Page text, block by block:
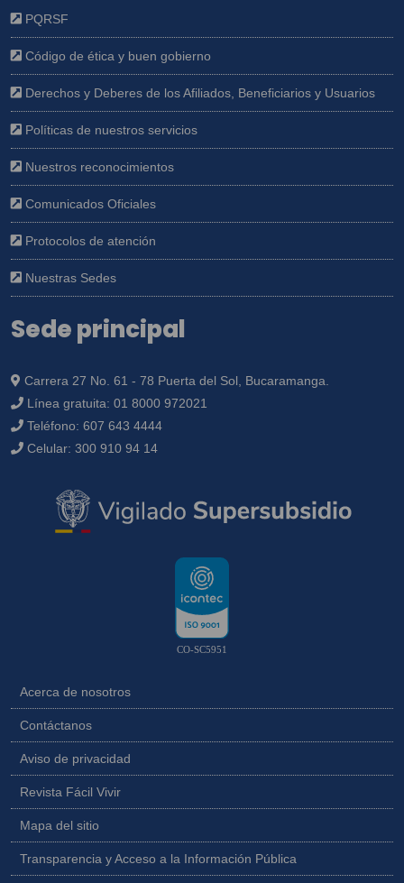
PQRSF
Código de ética y buen gobierno
Derechos y Deberes de los Afiliados, Beneficiarios y Usuarios
Políticas de nuestros servicios
Nuestros reconocimientos
Comunicados Oficiales
Protocolos de atención
Nuestras Sedes
Sede principal
Carrera 27 No. 61 - 78 Puerta del Sol, Bucaramanga.
Línea gratuita: 01 8000 972021
Teléfono: 607 643 4444
Celular: 300 910 94 14
CO-SC5951
Acerca de nosotros
Contáctanos
Aviso de privacidad
Revista Fácil Vivir
Mapa del sitio
Transparencia y Acceso a la Información Pública